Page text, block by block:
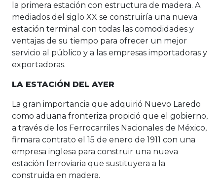
la primera estación con estructura de madera. A
mediados del siglo XX se construiría una nueva
estación terminal con todas las comodidades y
ventajas de su tiempo para ofrecer un mejor
servicio al público y a las empresas importadoras y
exportadoras.
LA ESTACIÓN DEL AYER
La gran importancia que adquirió Nuevo Laredo
como aduana fronteriza propició que el gobierno,
a través de los Ferrocarriles Nacionales de México,
firmara contrato el 15 de enero de 1911 con una
empresa inglesa para construir una nueva
estación ferroviaria que sustituyera a la
construida en madera.